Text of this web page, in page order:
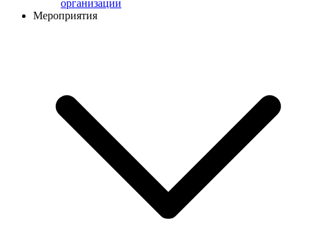
организации
Мероприятия